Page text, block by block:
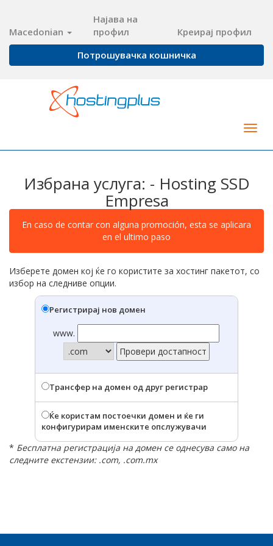
Macedonian
Најава на
профил
Креирај профил
Потрошувачка кошничка
Избрана услуга: - Hosting SSD
Empresa
En caso de contar con alguna promoción, esta se aplicara
en el ultimo paso
Изберете домен кој ќе го користите за хостинг пакетот, со
избор на следниве опции.
Регистрирај нов домен
www.
Трансфер на домен од друг регистрар
Ќе користам постоечки домен и ќе ги
конфигурирам именските опслужувачи
* Бесплатна регистрација на домен се однесува само на
следните екстензии: .com, .com.mx